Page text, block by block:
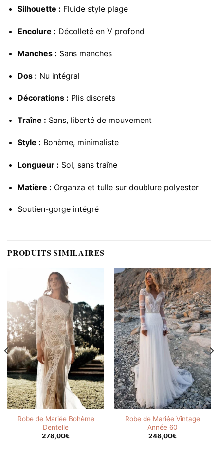
Silhouette : Fluide style plage
Encolure : Décolleté en V profond
Manches : Sans manches
Dos : Nu intégral
Décorations : Plis discrets
Traîne : Sans, liberté de mouvement
Style : Bohème, minimaliste
Longueur : Sol, sans traîne
Matière : Organza et tulle sur doublure polyester
Soutien-gorge intégré
PRODUITS SIMILAIRES
Robe de Mariée Bohème
Dentelle
278,00€
Robe de Mariée Vintage
Année 60
248,00€